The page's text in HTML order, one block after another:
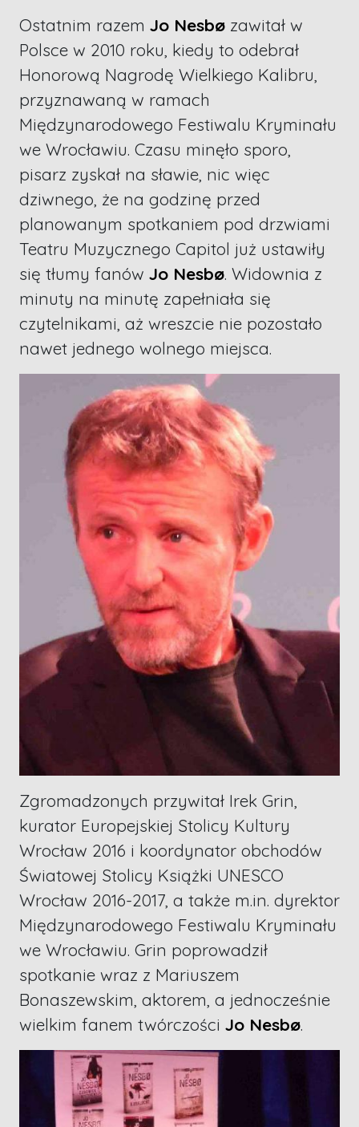
Ostatnim razem Jo Nesbø zawitał w
Polsce w 2010 roku, kiedy to odebrał
Honorową Nagrodę Wielkiego Kalibru,
przyznawaną w ramach
Międzynarodowego Festiwalu Kryminału
we Wrocławiu. Czasu minęło sporo,
pisarz zyskał na sławie, nic więc
dziwnego, że na godzinę przed
planowanym spotkaniem pod drzwiami
Teatru Muzycznego Capitol już ustawiły
się tłumy fanów Jo Nesbø. Widownia z
minuty na minutę zapełniała się
czytelnikami, aż wreszcie nie pozostało
nawet jednego wolnego miejsca.
Zgromadzonych przywitał Irek Grin,
kurator Europejskiej Stolicy Kultury
Wrocław 2016 i koordynator obchodów
Światowej Stolicy Książki UNESCO
Wrocław 2016-2017, a także m.in. dyrektor
Międzynarodowego Festiwalu Kryminału
we Wrocławiu. Grin poprowadził
spotkanie wraz z Mariuszem
Bonaszewskim, aktorem, a jednocześnie
wielkim fanem twórczości Jo Nesbø.